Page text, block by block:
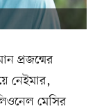
প্রজন্মের
নেইমার,
মেসির